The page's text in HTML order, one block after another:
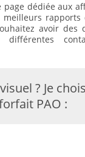
dédiée aux
meilleurs
avoir des
différentes
? Je
PAO :